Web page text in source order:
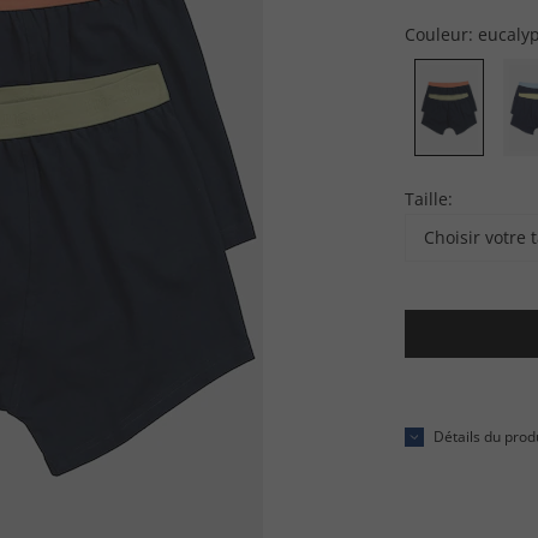
Couleur:
Taille:
Choisir votre
Détails du